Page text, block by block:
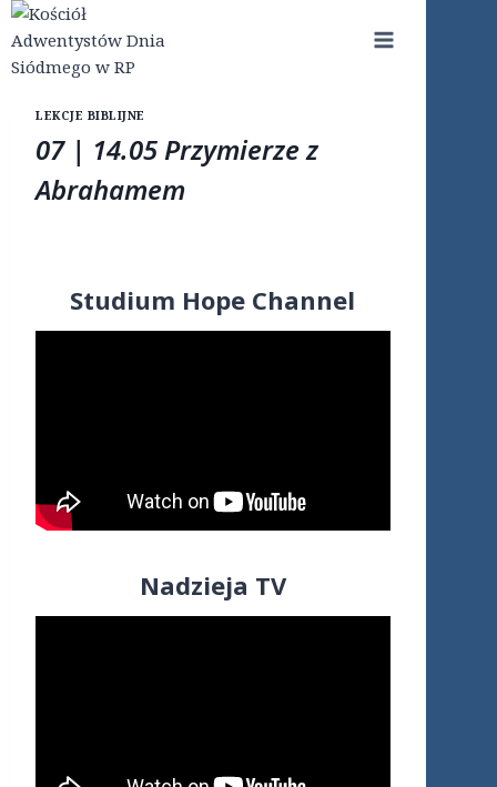
Przejdź
do
treści
LEKCJE BIBLIJNE
07 | 14.05 Przymierze z
Abrahamem
Studium Hope Channel
Nadzieja TV